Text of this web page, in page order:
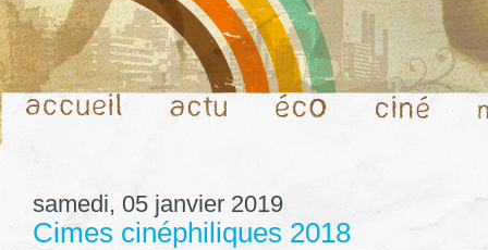
samedi, 05 janvier 2019
Cimes cinéphiliques 2018